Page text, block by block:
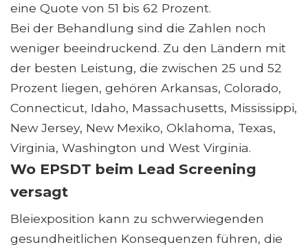
eine Quote von 51 bis 62 Prozent.
Bei der Behandlung sind die Zahlen noch
weniger beeindruckend. Zu den Ländern mit
der besten Leistung, die zwischen 25 und 52
Prozent liegen, gehören Arkansas, Colorado,
Connecticut, Idaho, Massachusetts, Mississippi,
New Jersey, New Mexiko, Oklahoma, Texas,
Virginia, Washington und West Virginia.
Wo EPSDT beim Lead Screening
versagt
Bleiexposition kann zu schwerwiegenden
gesundheitlichen Konsequenzen führen, die